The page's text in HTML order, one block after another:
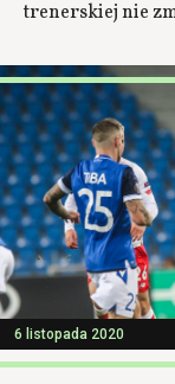
trenerskiej nie
6 listopada 2020